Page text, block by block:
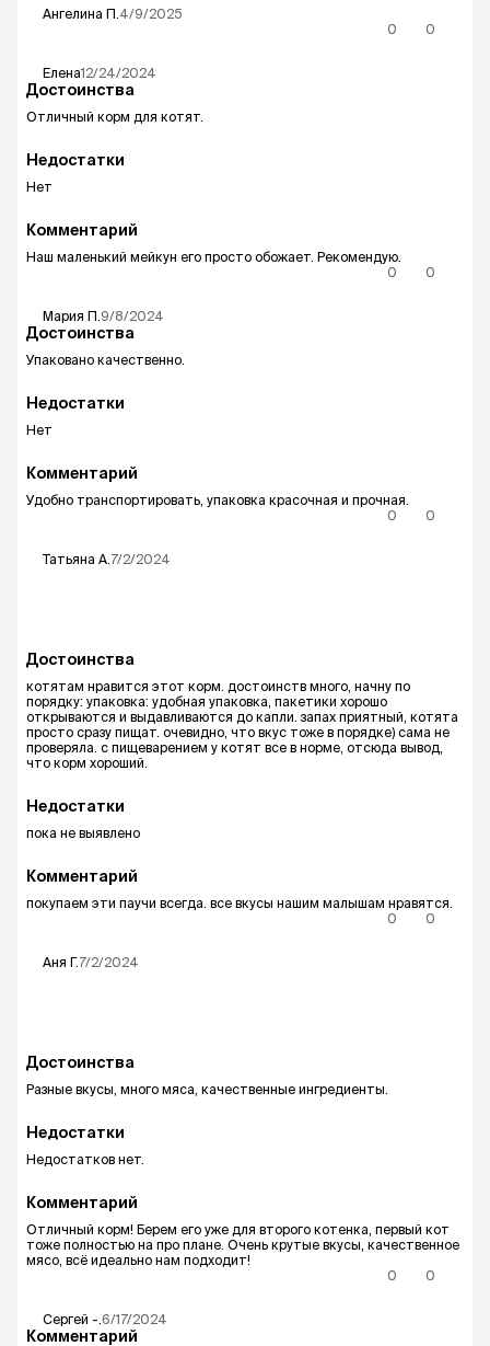
Ангелина П. 4/9/2025
0
0
Елена12/24/2024
Достоинства
Отличный корм для котят.
Недостатки
Нет
Комментарий
Наш маленький мейкун его просто обожает. Рекомендую.
0
0
Мария П. 9/8/2024
Достоинства
Упаковано качественно.
Недостатки
Нет
Комментарий
Удобно транспортировать, упаковка красочная и прочная.
0
0
Татьяна А. 7/2/2024
Достоинства
котятам нравится этот корм. достоинств много, начну по
порядку: упаковка: удобная упаковка, пакетики хорошо
открываются и выдавливаются до капли. запах приятный, котята
просто сразу пищат. очевидно, что вкус тоже в порядке) сама не
проверяла. с пищеварением у котят все в норме, отсюда вывод,
что корм хороший.
Недостатки
пока не выявлено
Комментарий
покупаем эти паучи всегда. все вкусы нашим малышам нравятся.
0
0
Аня Г.7/2/2024
Достоинства
Разные вкусы, много мяса, качественные ингредиенты.
Недостатки
Недостатков нет.
Комментарий
Отличный корм! Берем его уже для второго котенка, первый кот
тоже полностью на про плане. Очень крутые вкусы, качественное
мясо, всё идеально нам подходит!
0
0
Сергей -. 6/17/2024
Комментарий